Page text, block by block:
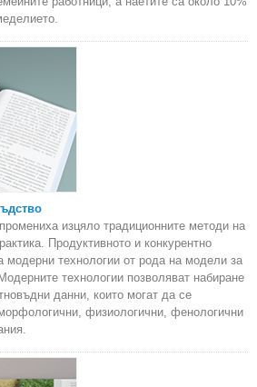
изцяло традиционните методи на
Продуктивното и конкурентно
модерни технологии от рода на модели за
технологии позволяват набиране
данни, които могат да се
физиологични, фенологични